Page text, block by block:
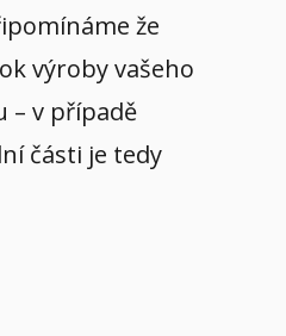
že
výroby vašeho
– v případě
části je tedy